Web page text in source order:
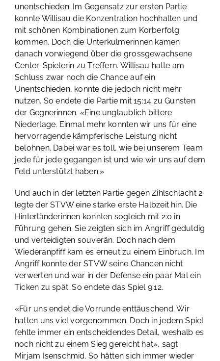
unentschieden. Im Gegensatz zur ersten Partie
konnte Willisau die Konzentration hochhalten und
mit schönen Kombinationen zum Korberfolg
kommen. Doch die Unterkulmerinnen kamen
danach vorwiegend über die grossgewachsene
Center-Spielerin zu Treffern. Willisau hatte am
Schluss zwar noch die Chance auf ein
Unentschieden, konnte die jedoch nicht mehr
nutzen. So endete die Partie mit 15:14 zu Gunsten
der Gegnerinnen. «Eine unglaublich bittere
Niederlage. Einmal mehr konnten wir uns für eine
hervorragende kämpferische Leistung nicht
belohnen. Dabei war es toll, wie bei unserem Team
jede für jede gegangen ist und wie wir uns auf dem
Feld unterstützt haben.»
Und auch in der letzten Partie gegen Zihlschlacht 2
legte der STVW eine starke erste Halbzeit hin. Die
Hinterländerinnen konnten sogleich mit 2:0 in
Führung gehen. Sie zeigten sich im Angriff geduldig
und verteidigten souverän. Doch nach dem
Wiederanpfiff kam es erneut zu einem Einbruch. Im
Angriff konnte der STVW seine Chancen nicht
verwerten und war in der Defense ein paar Mal ein
Ticken zu spät. So endete das Spiel 9:12.
«Für uns endet die Vorrunde enttäuschend. Wir
hatten uns viel vorgenommen. Doch in jedem Spiel
fehlte immer ein entscheidendes Detail, weshalb es
noch nicht zu einem Sieg gereicht hat», sagt
Mirjam Isenschmid. So hätten sich immer wieder